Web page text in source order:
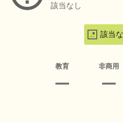
該当なし
該当
教育 非商用